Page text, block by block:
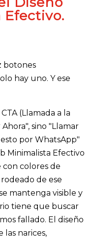
botones
hay uno. Y ese
(Llamada a la
sino "Llamar
por WhatsApp"
Minimalista Efectivo
colores de
de ese
mantenga visible y
tiene que buscar
fallado. El diseño
las narices,